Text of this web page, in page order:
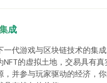
成
一代游戏与区块链技术的集
NFT的虚拟土地，交易具有真
，并参与玩家驱动的经济，